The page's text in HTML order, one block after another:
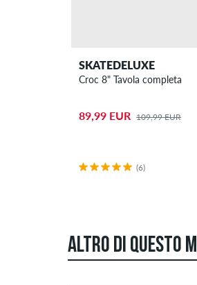
SKATEDELUXE
Croc 8" Tavola completa
89,99 EUR 109,99 EUR
(6)
ALTRO DI QUESTO